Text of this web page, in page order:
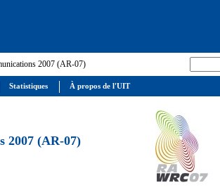
2007 (AR-07)
2007 (AR-07)
Statistiques À propos de l'UIT